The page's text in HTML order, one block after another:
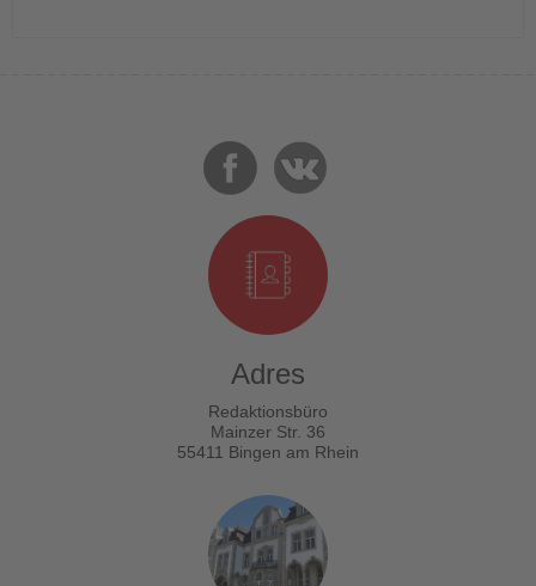
Adres
Redaktionsbüro
Mainzer Str. 36
55411 Bingen am Rhein